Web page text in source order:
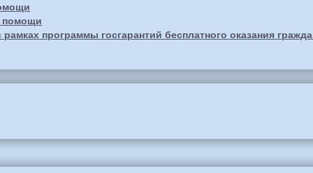
помощи
программы госгарантий бесплатного оказания